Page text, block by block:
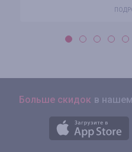
Больше скидок в